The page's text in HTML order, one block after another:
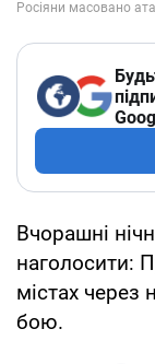
Вчорашні
наголосити:
містах через
бою.